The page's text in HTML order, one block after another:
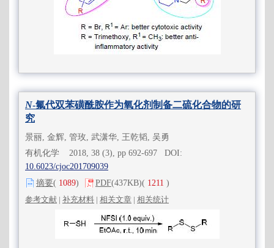
N-氟代双苯磺酰胺作为氧化剂制备二硫化合物的研
究
景丽, 金辉, 管玫, 武潇华, 王乾韬, 吴勇
有机化学 2018, 38 (3), pp 692-697 DOI:
10.6023/cjoc201709039
摘要( 1089) PDF(437KB)( 1211 )
参考文献 | 补充材料 | 相关文章 | 相关统计